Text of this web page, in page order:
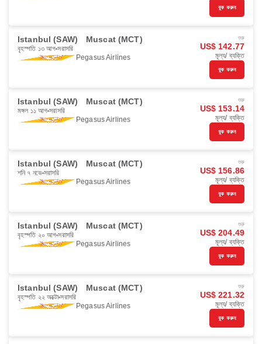
বুক করুন
Istanbul (SAW) Muscat (MCT)
বৃহস্পতি ১৩ আগ সরাসরি
Pegasus Airlines
শুরু
US$ 142.77
মূল্য/ ব্যক্তি
বুক করুন
Istanbul (SAW) Muscat (MCT)
মঙ্গল ১১ আগ সরাসরি
Pegasus Airlines
শুরু
US$ 153.14
মূল্য/ ব্যক্তি
বুক করুন
Istanbul (SAW) Muscat (MCT)
শনি ৭ নভে সরাসরি
Pegasus Airlines
শুরু
US$ 156.86
মূল্য/ ব্যক্তি
বুক করুন
Istanbul (SAW) Muscat (MCT)
বৃহস্পতি ২০ আগ সরাসরি
Pegasus Airlines
শুরু
US$ 204.49
মূল্য/ ব্যক্তি
বুক করুন
Istanbul (SAW) Muscat (MCT)
বৃহস্পতি ২২ অক্টো সরাসরি
Pegasus Airlines
শুরু
US$ 221.32
মূল্য/ ব্যক্তি
বুক করুন